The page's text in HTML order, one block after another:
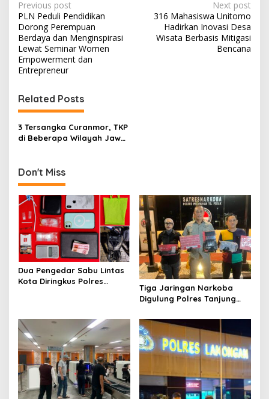
P
o
s
t
n
a
v
i
g
t
i
o
n
Previous post
PLN Peduli Pendidikan
Dorong Perempuan
Berdaya dan Menginspirasi
Lewat Seminar Women
Empowerment dan
Entrepreneur
Next post
316 Mahasiswa Unitomo
Hadirkan Inovasi Desa
Wisata Berbasis Mitigasi
Bencana
Related Posts
3 Tersangka Curanmor, TKP
di Beberapa Wilayah Jawa
Don't Miss
Dua Pengedar Sabu Lintas
Kota Diringkus Polres
Tiga Jaringan Narkoba
Digulung Polres Tanjung
Dibekuk